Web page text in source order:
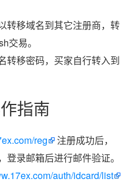
转移域名到其它注册商，转
交易。
转移密码，买家自行转入到
指南
reg
注册成功后，
录邮箱后进行邮件验证。
auth/idcard/list